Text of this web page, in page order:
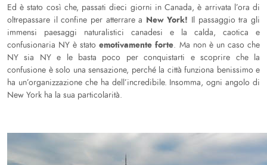
Ed è stato così che, passati dieci giorni in Canada, è arrivata l’ora di
oltrepassare il confine per atterrare a New York! Il passaggio tra gli
immensi paesaggi naturalistici canadesi e la calda, caotica e
confusionaria NY è statoemotivamente forte. Ma non è un caso che
NY sia NY e le basta poco per conquistarti e scoprire che la
confusione è solo una sensazione, perché la città funziona benissimo e
ha un’organizzazione che ha dell’incredibile. Insomma, ogni angolo di
New York ha la sua particolarità.